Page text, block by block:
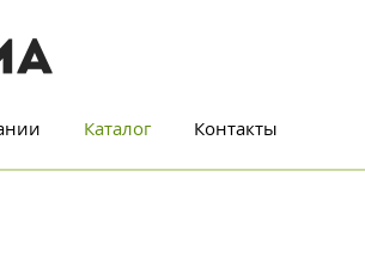
Каталог Контакты